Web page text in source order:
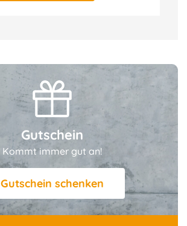
Gutschein
Kommt immer gut an!
Gutschein schenken